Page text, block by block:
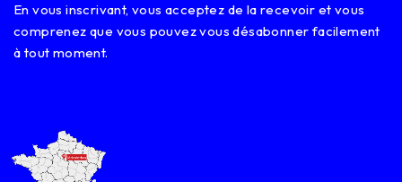
En vous inscrivant, vous acceptez de la recevoir et vous
comprenez que vous pouvez vous désabonner facilement
à tout moment.